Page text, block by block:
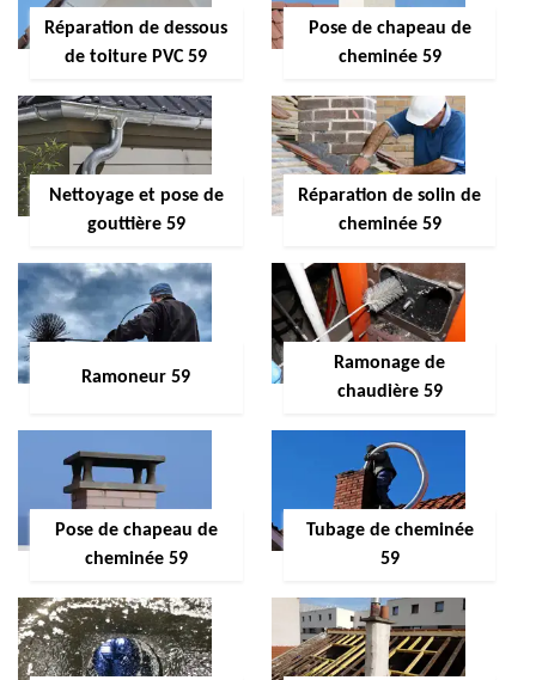
Réparation de dessous
de toiture PVC 59
Pose de chapeau de
cheminée 59
Nettoyage et pose de
gouttière 59
Réparation de solin de
cheminée 59
Ramoneur 59
Ramonage de
chaudière 59
Pose de chapeau de
cheminée 59
Tubage de cheminée
59